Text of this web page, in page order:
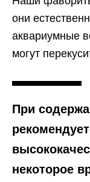
они
аквариумные
могут
При
некоторое